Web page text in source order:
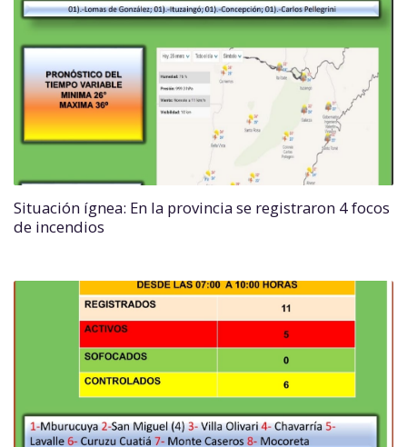
Situación ígnea: En la provincia se registraron 4 focos
de incendios